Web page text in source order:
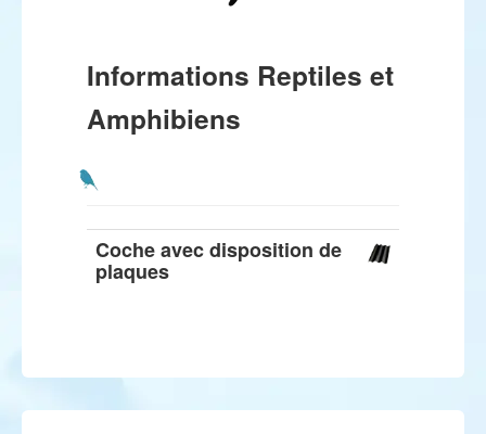
Informations Reptiles et
Amphibiens
Coche avec disposition de
plaques